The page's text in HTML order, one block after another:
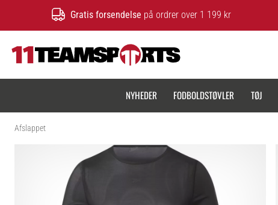
Gratis forsendelse på ordrer over 1 199 kr
NYHEDER FODBOLDSTØVLER TØJ
Afslappet